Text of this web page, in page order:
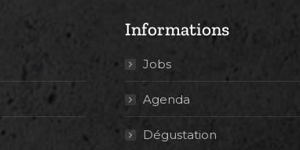
Informations
Jobs
Agenda
Dégustation